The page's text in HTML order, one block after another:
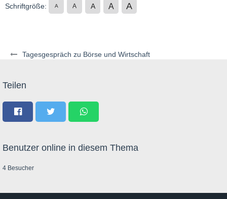
Tagesgespräch zu Börse und Wirtschaft
Schriftgröße: A A A A A
Teilen
Benutzer online in diesem Thema
4 Besucher